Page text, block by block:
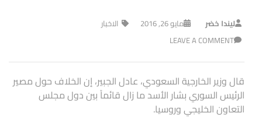
ليندا خضر مايو 26, 2016
الاخبار
LEAVE A COMMENT
قال وزير الخارجية السعودي، عادل الجبير، إن الخلاف حول مصير
الرئيس السوري بشار الأسد ما زال قائماً بين دول مجلس
التعاون الخليجي وروسيا.